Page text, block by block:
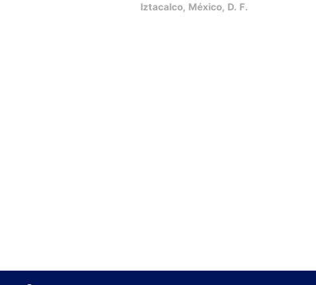
Iztacalco, México, D. F.